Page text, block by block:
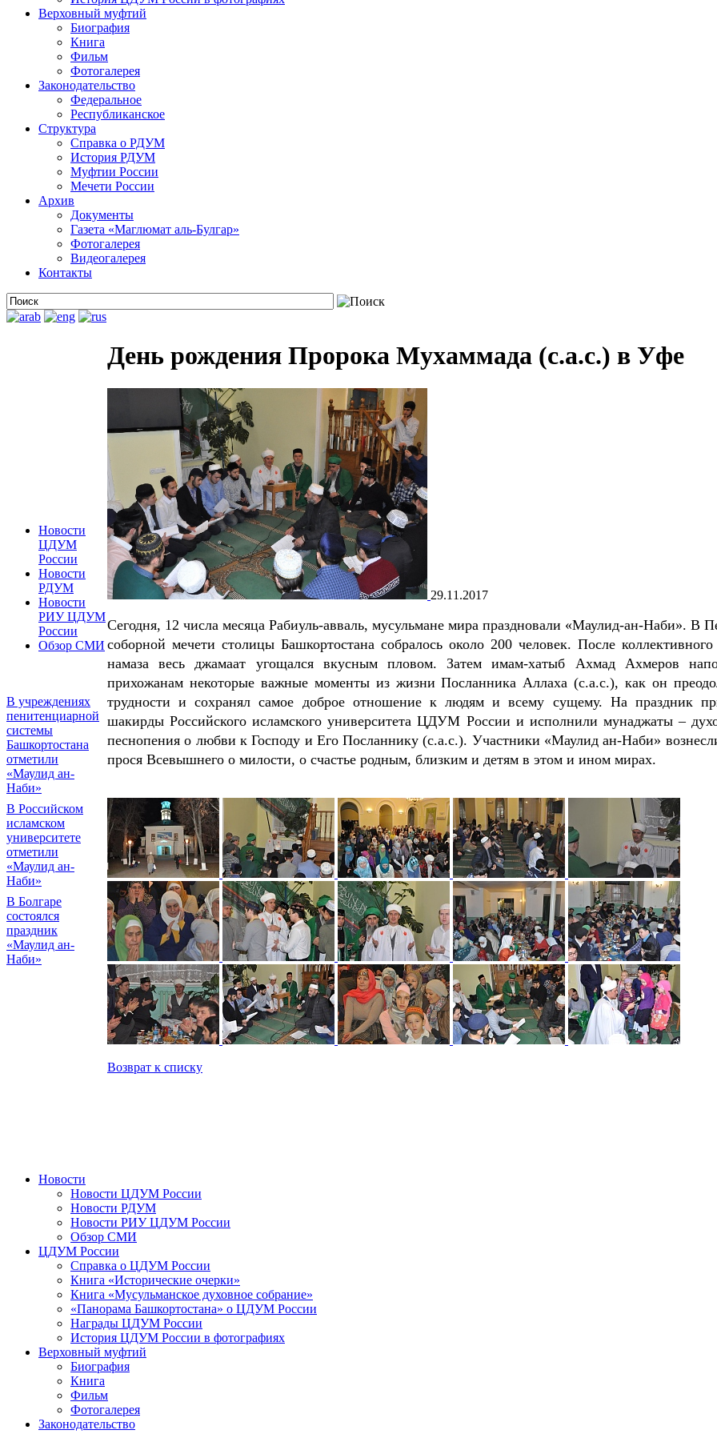
Верховный муфтий
Биография
Книга
Фильм
Фотогалерея
Законодательство
Федеральное
Республиканское
Структура
Справка о РДУМ
История РДУМ
Муфтии России
Мечети России
Архив
Документы
Газета «Маглюмат аль-Булгар»
Фотогалерея
Видеогалерея
Контакты
Новости
ЦДУМ
России
Новости
РДУМ
Новости
РИУ ЦДУМ
России
Обзор СМИ
В учреждениях
пенитенциарной
системы
Башкортостана
отметили
«Маулид ан-
Наби»
В Российском
исламском
университете
отметили
«Маулид ан-
Наби»
В Болгаре
состоялся
праздник
«Маулид ан-
Наби»
День рождения Пророка Мухаммада (с.а.с.) в Уфе
29.11.2017
Сегодня, 12 числа месяца Рабиуль-авваль, мусульмане мира праздновали «Маулид-ан-Наби». В
соборной мечети столицы Башкортостана собралось около 200 человек. После коллективного
намаза весь джамаат угощался вкусным пловом. Затем имам-хатыб Ахмад Ахмеров
прихожанам некоторые важные моменты из жизни Посланника Аллаха (с.а.с.), как он
трудности и сохранял самое доброе отношение к людям и всему сущему. На праздник
шакирды Российского исламского университета ЦДУМ России и исполнили мунаджаты –
песнопения о любви к Господу и Его Посланнику (с.а.с.). Участники «Маулид ан-Наби»
прося Всевышнего о милости, о счастье родным, близким и детям в этом и ином мирах.
Возврат к списку
Новости
Новости ЦДУМ России
Новости РДУМ
Новости РИУ ЦДУМ России
Обзор СМИ
ЦДУМ России
Справка о ЦДУМ России
Книга «Исторические очерки»
Книга «Мусульманское духовное собрание»
«Панорама Башкортостана» о ЦДУМ России
Награды ЦДУМ России
История ЦДУМ России в фотографиях
Верховный муфтий
Биография
Книга
Фильм
Фотогалерея
Законодательство